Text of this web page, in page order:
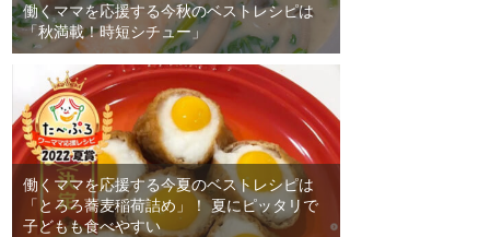
働くママを応援する今秋のベストレシピは
「秋満載！時短シチュー」
働くママを応援する今夏のベストレシピは
「とろろ蕎麦稲荷詰め」！ 夏にピッタリで
子どもも食べやすい